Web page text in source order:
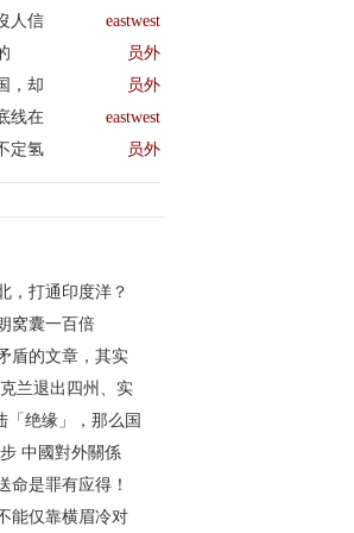
人信 eastwest
员外
，却 员外
线在 eastwest
定氢 员外
，打通印度洋？
窝囊一百倍
盾的文章，其实
兰退出四州、实
「绝缘」，那么国
中國對外關係
命是罪有应得！
能仅靠横眉冷对